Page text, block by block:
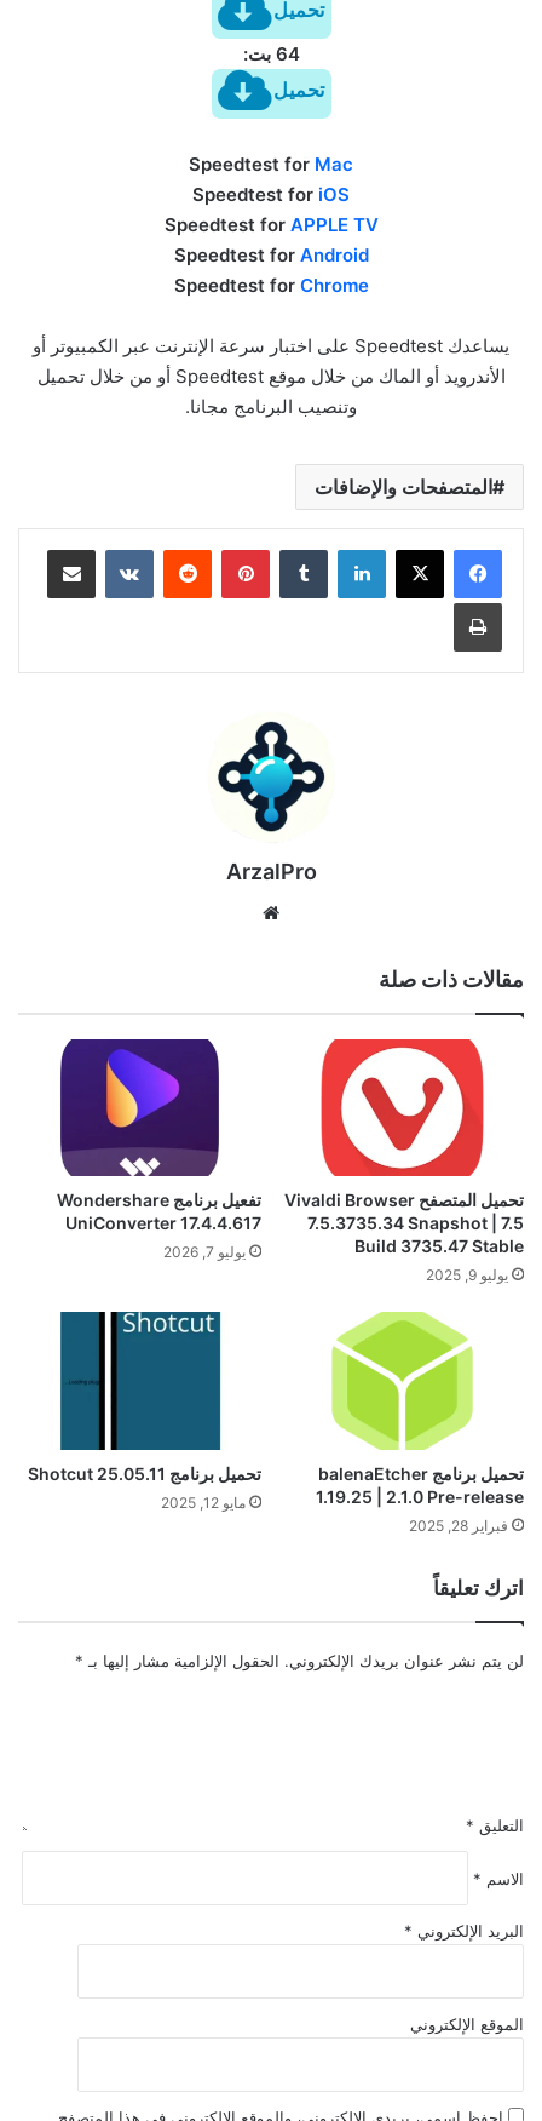
تحميل
64 بت:
تحميل
Speedtest for Mac
Speedtest for iOS
Speedtest for APPLE TV
Speedtest for Android
Speedtest for Chrome
يساعدك Speedtest على اختبار سرعة الإنترنت عبر الكمبيوتر أو
الأندرويد أو الماك من خلال موقع Speedtest أو من خلال تحميل
وتنصيب البرنامج مجانا.
المتصفحات والإضافات
لينكدإن بينتيريست مشاركة عبر البريد
طباعة
ArzalPro
مقالات ذات صلة
تحميل المتصفح Vivaldi Browser
7.5.3735.34 Snapshot | 7.5
Build 3735.47 Stable
يوليو 9, 2025
تفعيل برنامج Wondershare
UniConverter 17.4.4.617
يوليو 7, 2026
تحميل برنامج balenaEtcher
1.19.25 | 2.1.0 Pre-release
فبراير 28, 2025
تحميل برنامج Shotcut 25.05.11
مايو 12, 2025
اترك تعليقاً
لن يتم نشر عنوان بريدك الإلكتروني. الحقول الإلزامية مشار إليها بـ *
التعليق *
الاسم *
البريد الإلكتروني *
الموقع الإلكتروني
احفظ اسمي، بريدي الإلكتروني، والموقع الإلكتروني في هذا المتصفح